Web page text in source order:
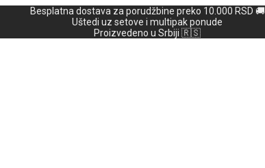
Besplatna dostava za porudžbine preko 10.000 RSD 🚚
Uštedi uz setove i multipak ponude
Proizvedeno u Srbiji 🇷🇸